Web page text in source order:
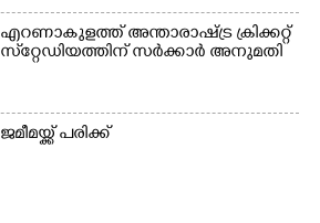
എറണാകുളത്ത് അന്താരാഷ്ട്ര ക്രിക്കറ്റ്
സ്‌റ്റേഡിയത്തിന് സർക്കാർ അനുമതി
ജമീമയ്ക്ക് പരിക്ക്